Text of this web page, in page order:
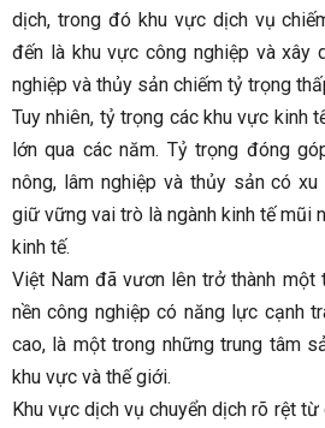
dịch, trong đó khu vực dịch vụ
đến là khu vực công nghiệp và xây
nghiệp và thủy sản chiếm tỷ trọng
Tuy nhiên, tỷ trọng các khu vực kinh
lớn qua các năm. Tỷ trọng đóng
nông, lâm nghiệp và thủy sản có
giữ vững vai trò là ngành kinh tế mũi
kinh tế.
Việt Nam đã vươn lên trở thành một
nền công nghiệp có năng lực cạnh
cao, là một trong những trung tâm
khu vực và thế giới.
Khu vực dịch vụ chuyển dịch rõ rệt